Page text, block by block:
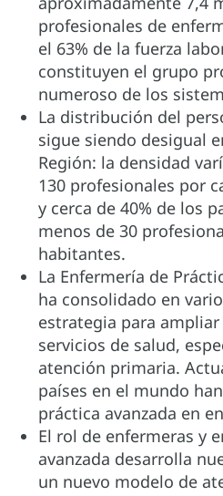
profesionales de
el 63% de la fuerza
constituyen el grupo
numeroso de los
La distribución del
sigue siendo desigual
Región: la densidad
130 profesionales por
y cerca de 40% de los
menos de 30
habitantes.
La Enfermería de
ha consolidado en
estrategia para ampliar
servicios de salud,
atención primaria.
países en el mundo
práctica avanzada en
El rol de enfermeras y
avanzada desarrolla
un nuevo modelo de